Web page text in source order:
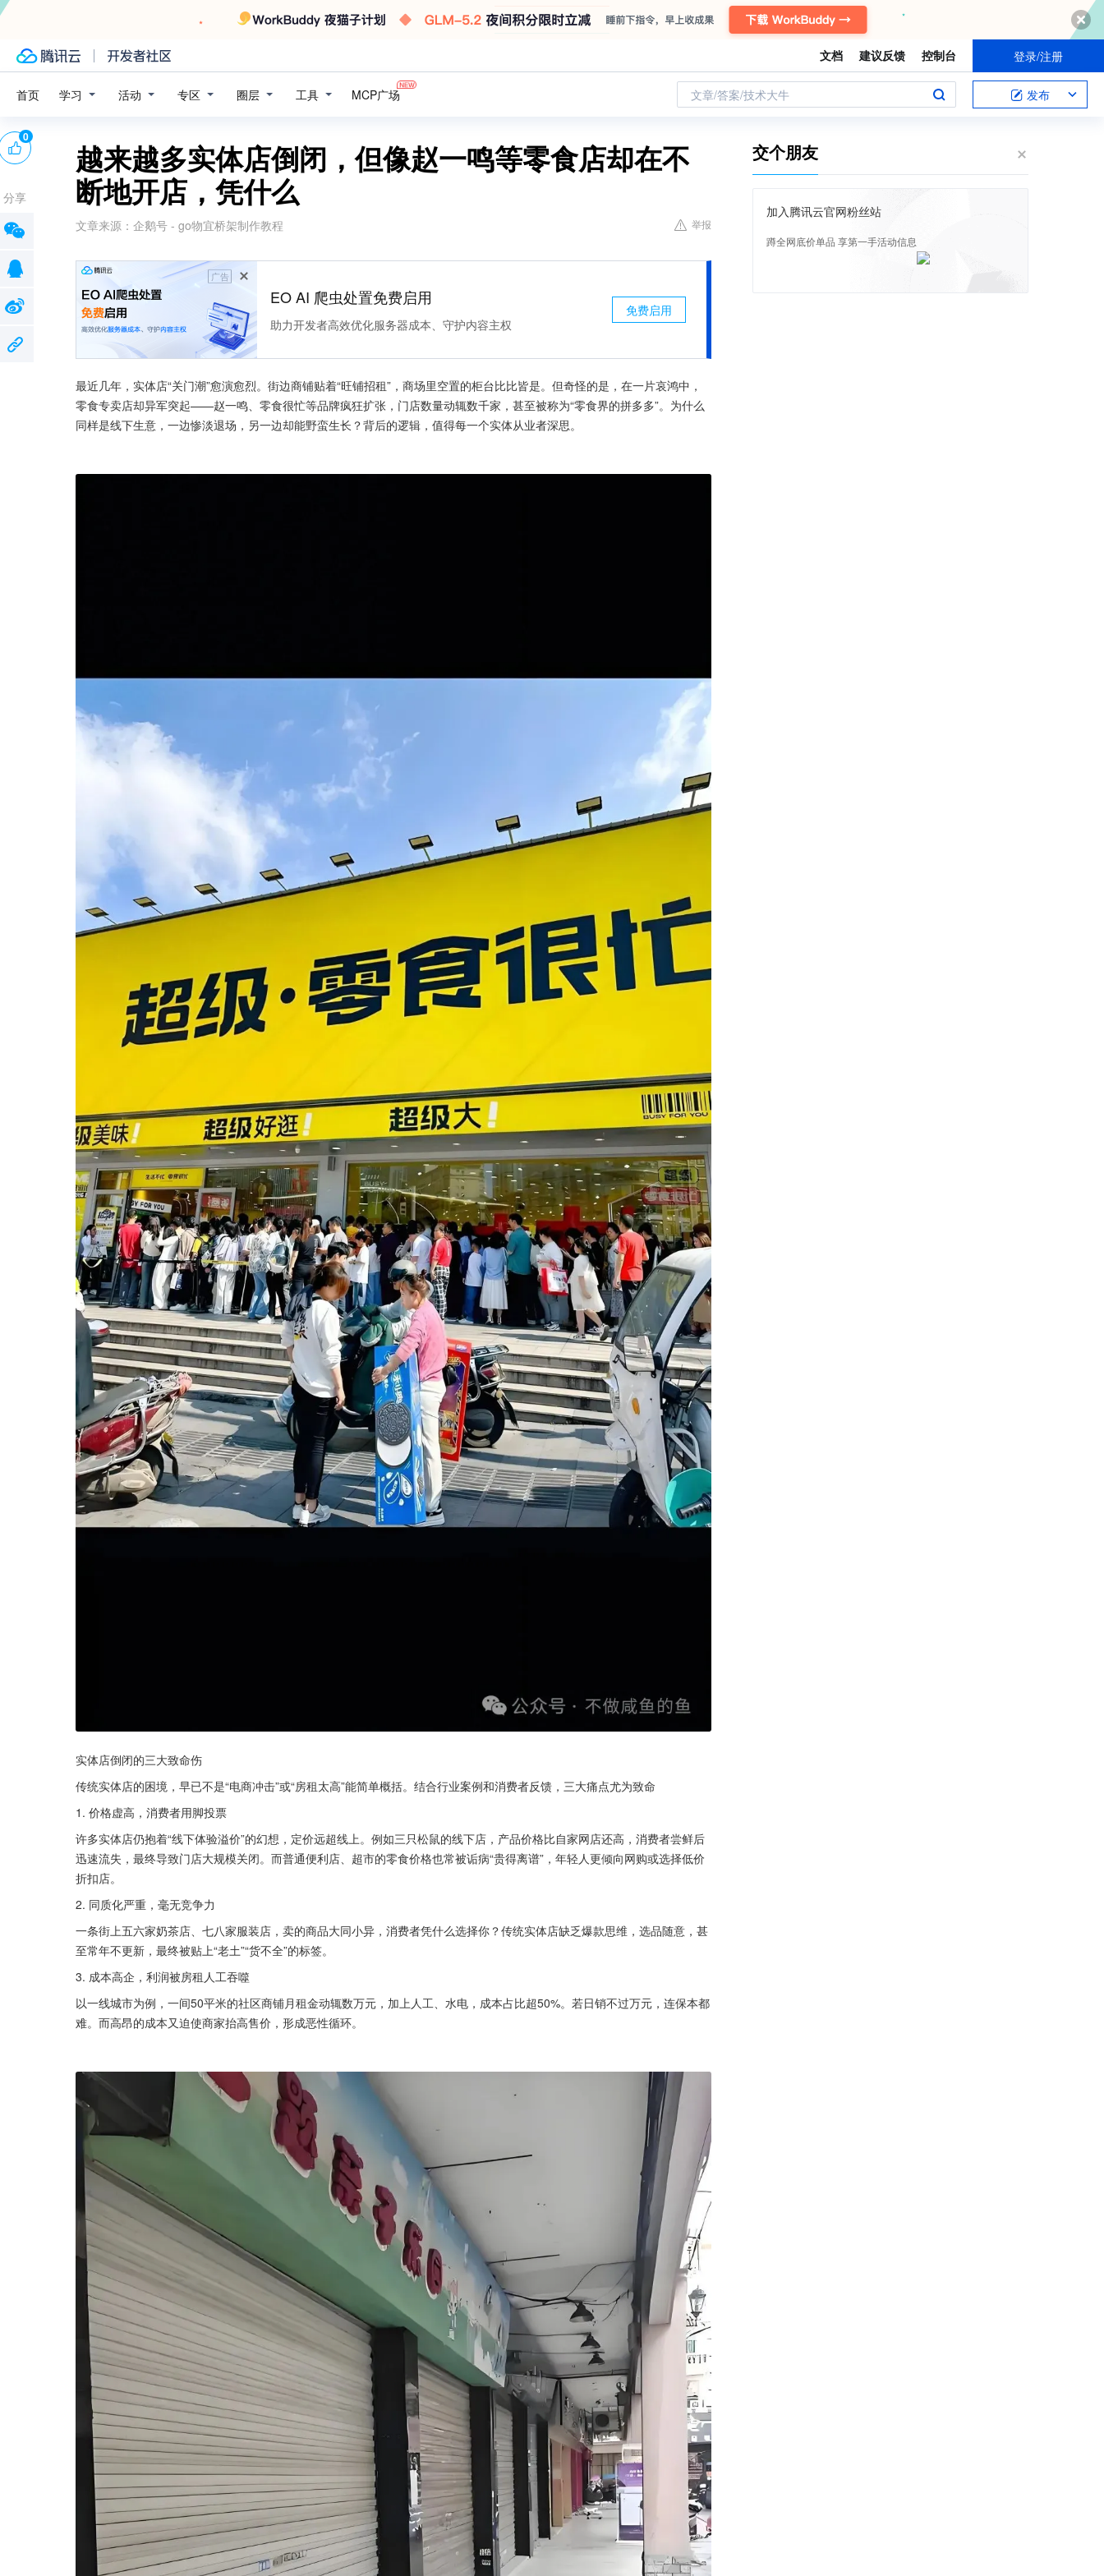
文档 建议反馈 控制台 登录/注册
首页 学习 活动 专区 圈层 工具 MCP广场 文章/答案/技术大牛 发布
越来越多实体店倒闭，但像赵一鸣等零食店却在不
断地开店，凭什么
文章来源： 企鹅号 - go物宜桥架制作教程 举报
广告
EO AI 爬虫处置免费启用
助力开发者高效优化服务器成本、守护内容主权
免费启用
最近几年，实体店“关门潮”愈演愈烈。街边商铺贴着“旺铺招租”，商场里空置的柜台比比皆是。但奇怪的是，在一片哀鸿中，
零食专卖店却异军突起——赵一鸣、零食很忙等品牌疯狂扩张，门店数量动辄数千家，甚至被称为“零食界的拼多多”。为什么
同样是线下生意，一边惨淡退场，另一边却能野蛮生长？背后的逻辑，值得每一个实体从业者深思。
实体店倒闭的三大致命伤
传统实体店的困境，早已不是“电商冲击”或“房租太高”能简单概括。结合行业案例和消费者反馈，三大痛点尤为致命
1. 价格虚高，消费者用脚投票
许多实体店仍抱着“线下体验溢价”的幻想，定价远超线上。例如三只松鼠的线下店，产品价格比自家网店还高，消费者尝鲜后
迅速流失，最终导致门店大规模关闭。而普通便利店、超市的零食价格也常被诟病“贵得离谱”，年轻人更倾向网购或选择低价
折扣店。
2. 同质化严重，毫无竞争力
一条街上五六家奶茶店、七八家服装店，卖的商品大同小异，消费者凭什么选择你？传统实体店缺乏爆款思维，选品随意，甚
至常年不更新，最终被贴上“老土”“货不全”的标签。
3. 成本高企，利润被房租人工吞噬
以一线城市为例，一间50平米的社区商铺月租金动辄数万元，加上人工、水电，成本占比超50%。若日销不过万元，连保本都
难。而高昂的成本又迫使商家抬高售价，形成恶性循环。
0
分享
交个朋友
加入腾讯云官网粉丝站
蹲全网底价单品 享第一手活动信息